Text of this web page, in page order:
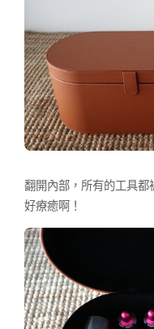
翻開內部，所有的工具
好療癒啊！